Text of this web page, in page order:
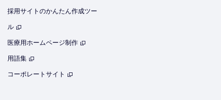
採用サイトのかんたん作成ツー
ル
医療用ホームページ制作
用語集
コーポレートサイト